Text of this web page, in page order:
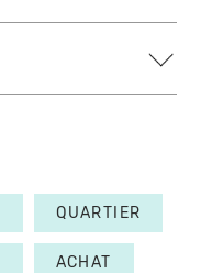
QUARTIER
ACHAT